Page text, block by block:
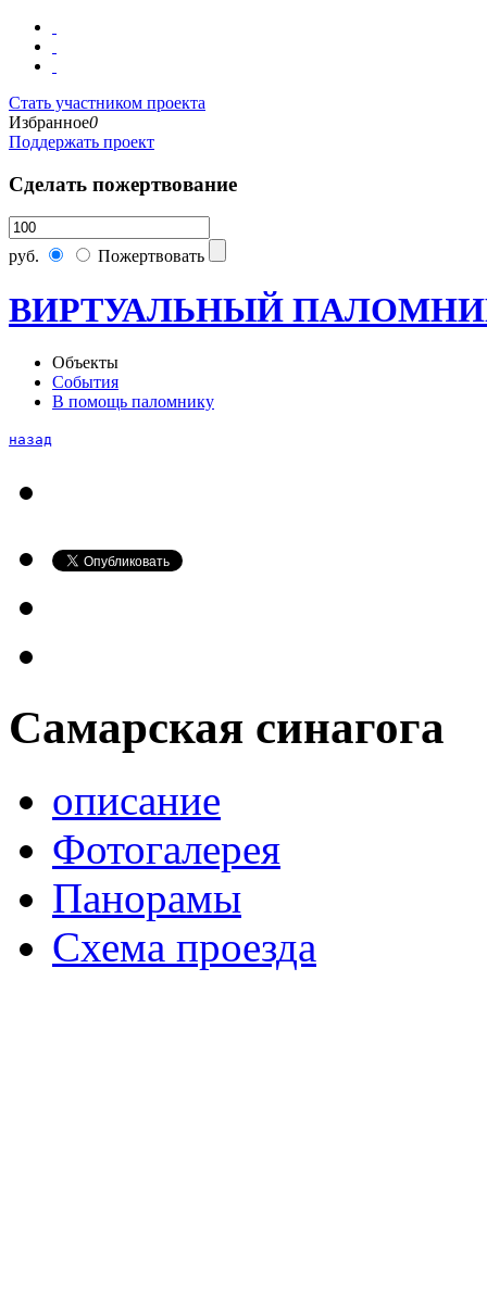
Стать участником проекта
Избранное0
Поддержать проект
Сделать пожертвование
руб. Пожертвовать
ВИРТУАЛЬНЫЙ
Объекты
События
В помощь паломнику
назад
Самарская синагога
описание
Фотогалерея
Панорамы
Схема проезда